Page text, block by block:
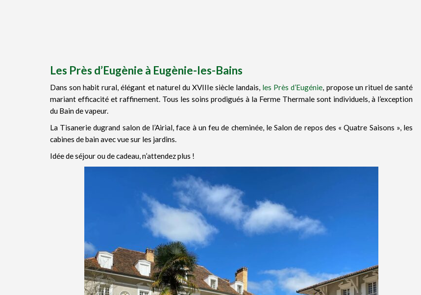
Les Près d’Eugènie à Eugènie-les-Bains
Dans son habit rural, élégant et naturel du XVIIIe siècle landais, les Près d’Eugénie, propose un rituel de santé
mariant efficacité et raffinement. Tous les soins prodigués à la Ferme Thermale sont individuels, à l’exception
du Bain de vapeur.
La Tisanerie dugrand salon de l’Airial, face à un feu de cheminée, le Salon de repos des « Quatre Saisons », les
cabines de bain avec vue sur les jardins.
Idée de séjour ou de cadeau, n’attendez plus !